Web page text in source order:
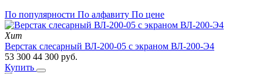
По популярности По алфавиту По цене
Хит
Верстак слесарный ВЛ-200-05 с экраном ВЛ-200-Э4
53 300 44 300 руб.
Купить